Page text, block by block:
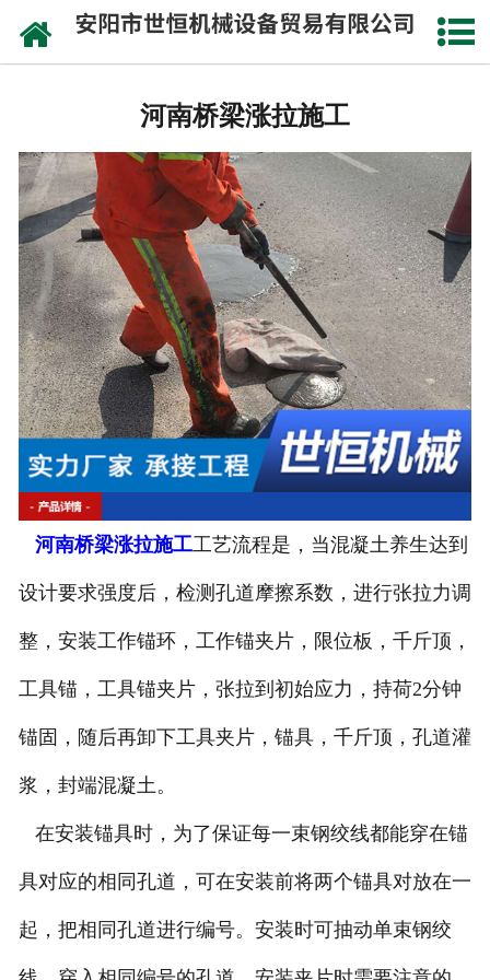
网站首页
河南道路压浆设备
河南灌浆工程施工
河南沥青注浆施工
河南桥梁喷淋养生
河南桥梁涨拉施工
河南公路压浆施工
河南高速搅拌设备
河南公路钻孔设备
河南桥梁涨拉施工
河南桥梁涨拉施工工艺流程是，当混凝土养生达到
设计要求强度后，检测孔道摩擦系数，进行张拉力调
整，安装工作锚环，工作锚夹片，限位板，千斤顶，
工具锚，工具锚夹片，张拉到初始应力，持荷2分钟
锚固，随后再卸下工具夹片，锚具，千斤顶，孔道灌
浆，封端混凝土。
在安装锚具时，为了保证每一束钢绞线都能穿在锚
具对应的相同孔道，可在安装前将两个锚具对放在一
起，把相同孔道进行编号。安装时可抽动单束钢绞